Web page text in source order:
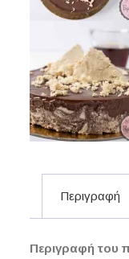
Περιγραφή
Περιγραφή του